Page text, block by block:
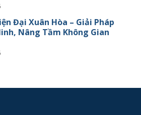
Đại Xuân Hòa – Giải Pháp
Nâng Tầm Không Gian